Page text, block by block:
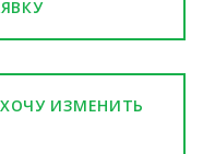
ХОЧУ ИЗМЕНИТЬ